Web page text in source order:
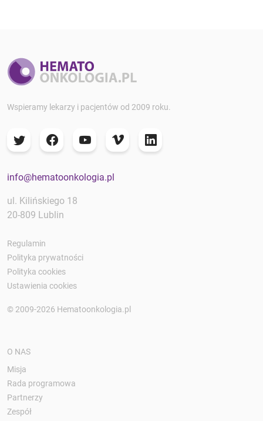
Wspieramy lekarzy i pacjentów od 2009 roku.
info@hematoonkologia.pl
ul. Kilińskiego 18
20-809 Lublin
Regulamin
Polityka prywatności
Polityka cookies
Ustawienia cookies
© 2009-2026 Hematoonkologia.pl
O NAS
Misja
Rada programowa
Partnerzy
Zespół